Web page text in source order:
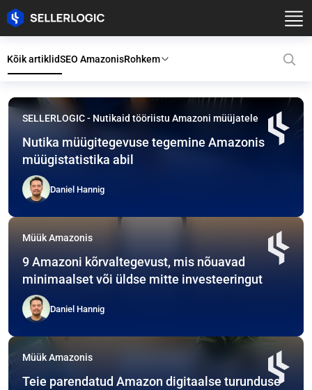
SELLERLOGIC blogi:
Kõik artiklidSEO AmazonisRohkem
SELLERLOGIC - Nutikaid tööriistu Amazoni müüjatele
Nutika müügitegevuse tegemine Amazonis
müügistatistika abil
Daniel Hannig
Müük Amazonis
9 Amazoni kõrvaltegevust, mis nõuavad
minimaalset või üldse mitte investeeringut
Daniel Hannig
Müük Amazonis
Teie parendatud Amazon digitaalse turunduse